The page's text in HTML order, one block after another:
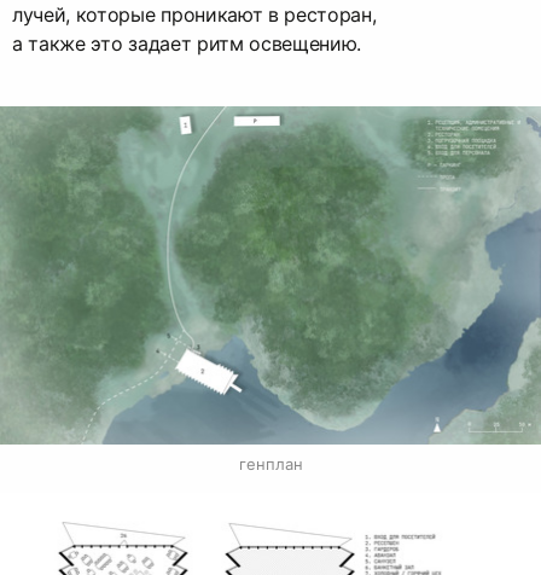
лучей, которые проникают в ресторан,
а также это задает ритм освещению.
генплан